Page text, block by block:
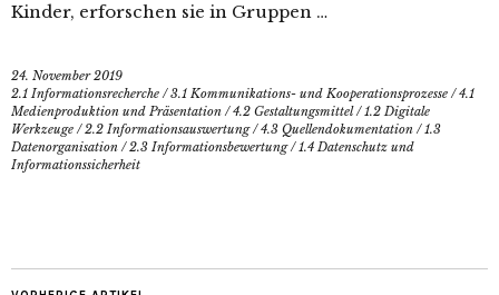
Kinder, erforschen sie in Gruppen …
24. November 2019
2.1 Informationsrecherche /3.1 Kommunikations- und Kooperationsprozesse /4.1
Medienproduktion und Präsentation /4.2 Gestaltungsmittel/1.2 Digitale
Werkzeuge /2.2 Informationsauswertung/4.3 Quellendokumentation /1.3
Datenorganisation /2.3 Informationsbewertung/1.4 Datenschutz und
Informationssicherheit